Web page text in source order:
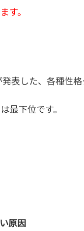
す。
表した、各種性
最下位です。
原因